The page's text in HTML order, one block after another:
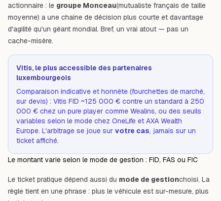
actionnaire : le groupe Monceau(mutualiste français de taille
moyenne) a une chaîne de décision plus courte et davantage
d'agilité qu'un géant mondial. Bref, un vrai atout — pas un
cache-misère.
Vitis, le plus accessible des partenaires
luxembourgeois
Comparaison indicative et honnête (fourchettes de marché,
sur devis) : Vitis FID ~125 000 € contre un standard à 250
000 € chez un pure player comme Wealins, ou des seuils
variables selon le mode chez OneLife et AXA Wealth
Europe. L'arbitrage se joue sur votre cas, jamais sur un
ticket affiché.
Le montant varie selon le mode de gestion : FID, FAS ou FIC
Le ticket pratique dépend aussi du mode de gestionchoisi. La
règle tient en une phrase : plus le véhicule est sur-mesure, plus